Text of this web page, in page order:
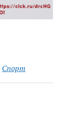
Спорт